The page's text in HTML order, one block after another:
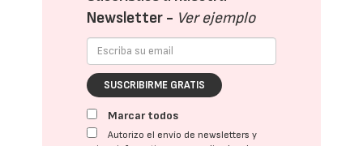
Newsletter - Ver ejemplo
SUSCRIBIRME GRATIS
Marcar todos
Autorizo el envío de newsletters y